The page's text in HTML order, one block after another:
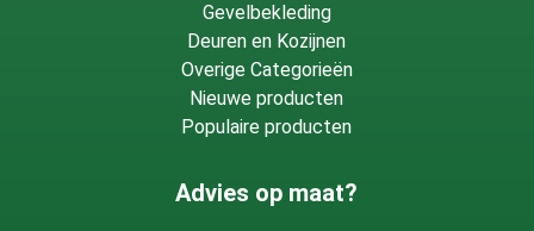
Gevelbekleding
Deuren en Kozijnen
Overige Categorieën
Nieuwe producten
Populaire producten
Advies op maat?